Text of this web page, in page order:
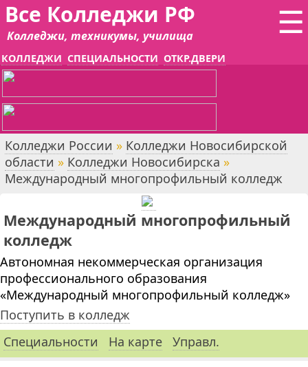
☰
Все Колледжи РФ
Колледжи, техникумы, училища
КОЛЛЕДЖИ СПЕЦИАЛЬНОСТИ ОТКР.ДВЕРИ
Колледжи России » Колледжи Новосибирской
области » Колледжи Новосибирска »
Международный многопрофильный колледж
Международный многопрофильный
колледж
Автономная некоммерческая организация
профессионального образования
«Международный многопрофильный колледж»
Поступить в колледж
Специальности
На карте Управл.